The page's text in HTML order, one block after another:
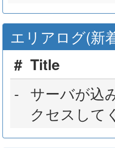
エリアログ(新
# Title
- サーバが込
クセスして